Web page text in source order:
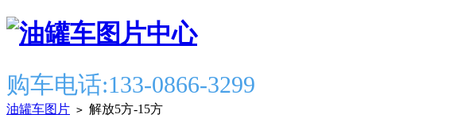
购车电话:133-0866-3299
油罐车图片 > 解放5方-15方